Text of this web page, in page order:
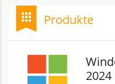
bookmark
apps Produkte